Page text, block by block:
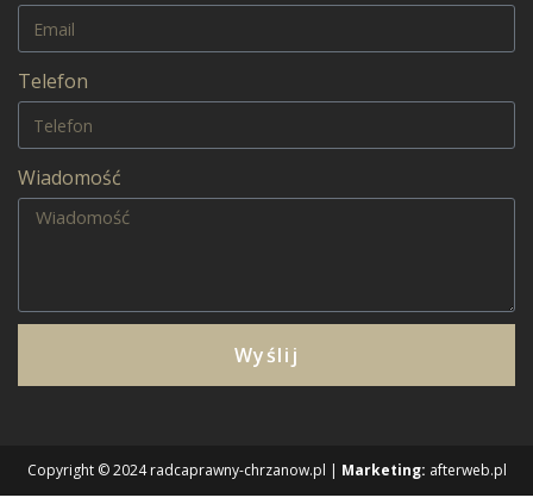
Telefon
Wiadomość
Wyślij
Copyright © 2024 radcaprawny-chrzanow.pl | Marketing: afterweb.pl